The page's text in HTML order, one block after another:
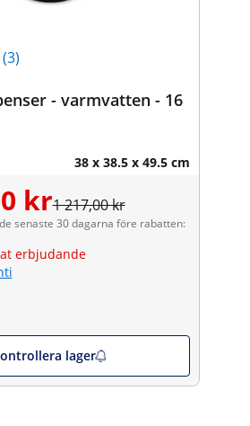
(3)
- varmvatten - 16
38 x 38.5 x 49.5 cm
kr1 217,00 kr
senaste 30 dagarna före rabatten:
erbjudande
lager